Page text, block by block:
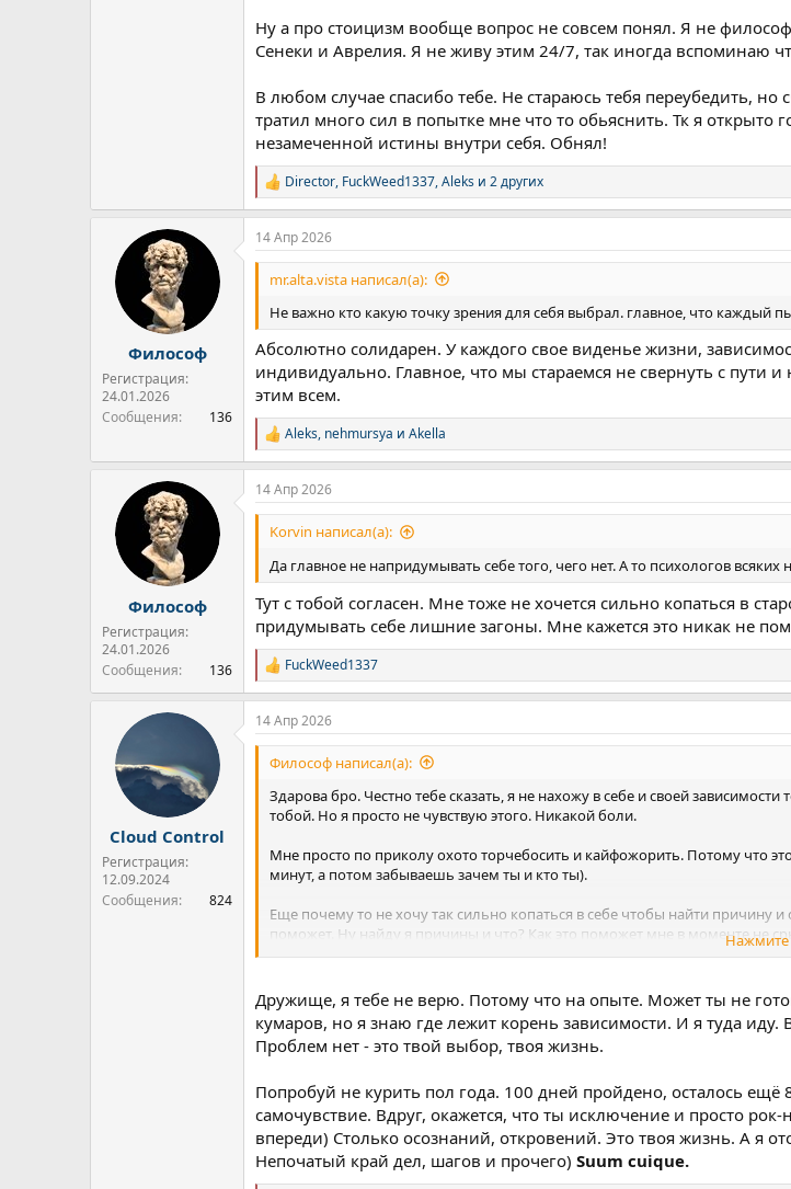
Ну а про стоицизм вообще вопрос не совсем понял. Я не
Сенеки и Аврелия. Я не живу этим 24/7, так иногда вспоминаю
В любом случае спасибо тебе. Не стараюсь тебя переубедить,
тратил много сил в попытке мне что то обьяснить. Тк я
незамеченной истины внутри себя. Обнял!
Р
е
а
к
ц
и
Director, FuckWeed1337,Aleks и 2 других
Философ
Регистрация:
24.01.2026
Сообщения
136
14 Апр 2026
mr.alta.vista написал(а):
Не важно кто какую точку зрения для себя выбрал. главное, что каждый
Абсолютно солидарен. У каждого свое виденье жизни,
индивидуально. Главное, что мы стараемся не свернуть с пути
этим всем.
Р
е
а
к
ц
и
Aleks, nehmursya и Akella
Философ
Регистрация:
24.01.2026
Сообщения
136
14 Апр 2026
Korvin написал(а):
Да главное не напридумывать себе того, чего нет. А то психологов
Тут с тобой согласен. Мне тоже не хочется сильно копаться в
придумывать себе лишние загоны. Мне кажется это никак не
Р
е
а
к
ц
и
FuckWeed1337
Cloud Control
Регистрация:
12.09.2024
Сообщения
824
14 Апр 2026
Философ написал(а):
Здарова бро. Честно тебе сказать, я не нахожу в себе и своей
тобой. Но я просто не чувствую этого. Никакой боли.
Мне просто по приколу охото торчебосить и кайфожорить. Потому что
минут, а потом забываешь зачем ты и кто ты).
Еще почему то не хочу так сильно копаться в себе чтобы найти причину
поможет. Ну найду я причины и что? Как это поможет мне в моменте не
А прикинь найти причину, все понять и все равно срываться. Это уже
Про тень тоже хз. Вроде не подавляю в себе ничего. Не стараюсь быть
хуеплет и мне вообще по*бать на это, я не идеален. Так что с тенью тоже
Ну а про стоицизм вообще вопрос не совсем понял. Я не философ ведь.
В любом случае спасибо тебе. Не стараюсь тебя переубедить, но
попытке мне что то обьяснить. Тк я открыто говорю, что мне не
Нажмите
Дружище, я тебе не верю. Потому что на опыте. Может ты не
кумаров, но я знаю где лежит корень зависимости. И я туда иду.
Проблем нет - это твой выбор, твоя жизнь.
Попробуй не курить пол года. 100 дней пройдено, осталось
самочувствие. Вдруг, окажется, что ты исключение и просто
впереди) Столько осознаний, откровений. Это твоя жизнь. А я
Непочатый край дел, шагов и прочего) Suum cuique.